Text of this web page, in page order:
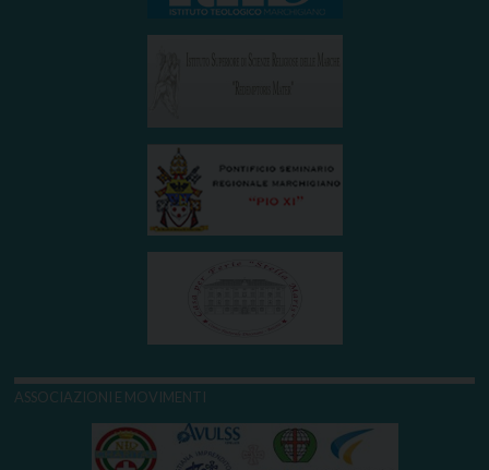
ASSOCIAZIONI E MOVIMENTI